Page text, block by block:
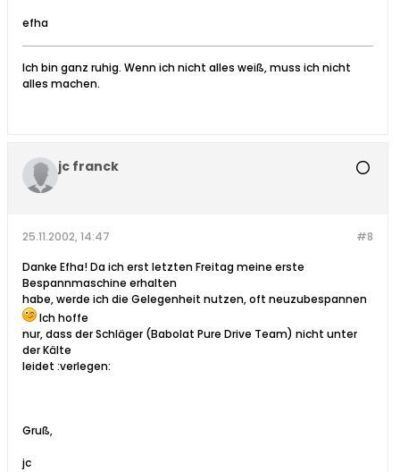
efha
Ich bin ganz ruhig. Wenn ich nicht alles weiß, muss ich nicht
alles machen.
jc franck
#8
25.11.2002, 14:47
Danke Efha! Da ich erst letzten Freitag meine erste
Bespannmaschine erhalten
habe, werde ich die Gelegenheit nutzen, oft neuzubespannen
Ich hoffe
nur, dass der Schläger (Babolat Pure Drive Team) nicht unter
der Kälte
leidet :verlegen:
Gruß,
jc